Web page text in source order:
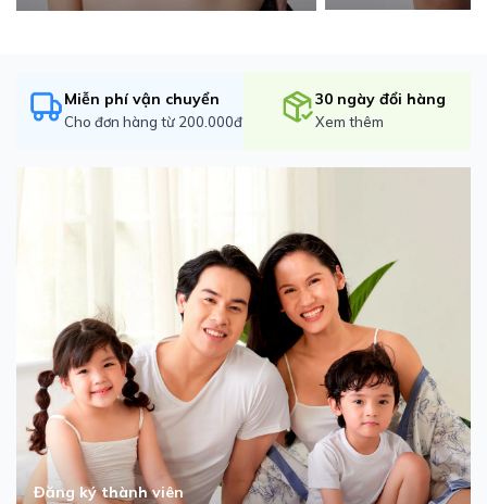
Miễn phí vận chuyển
Cho đơn hàng từ 200.000đ
30 ngày đổi hàng
Xem thêm
Đăng ký thành viên